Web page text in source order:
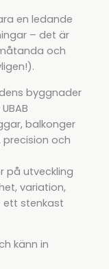
en ledande
– det är
och
byggnader
balkonger
och
på utveckling
variation,
ett stenkast
känn in